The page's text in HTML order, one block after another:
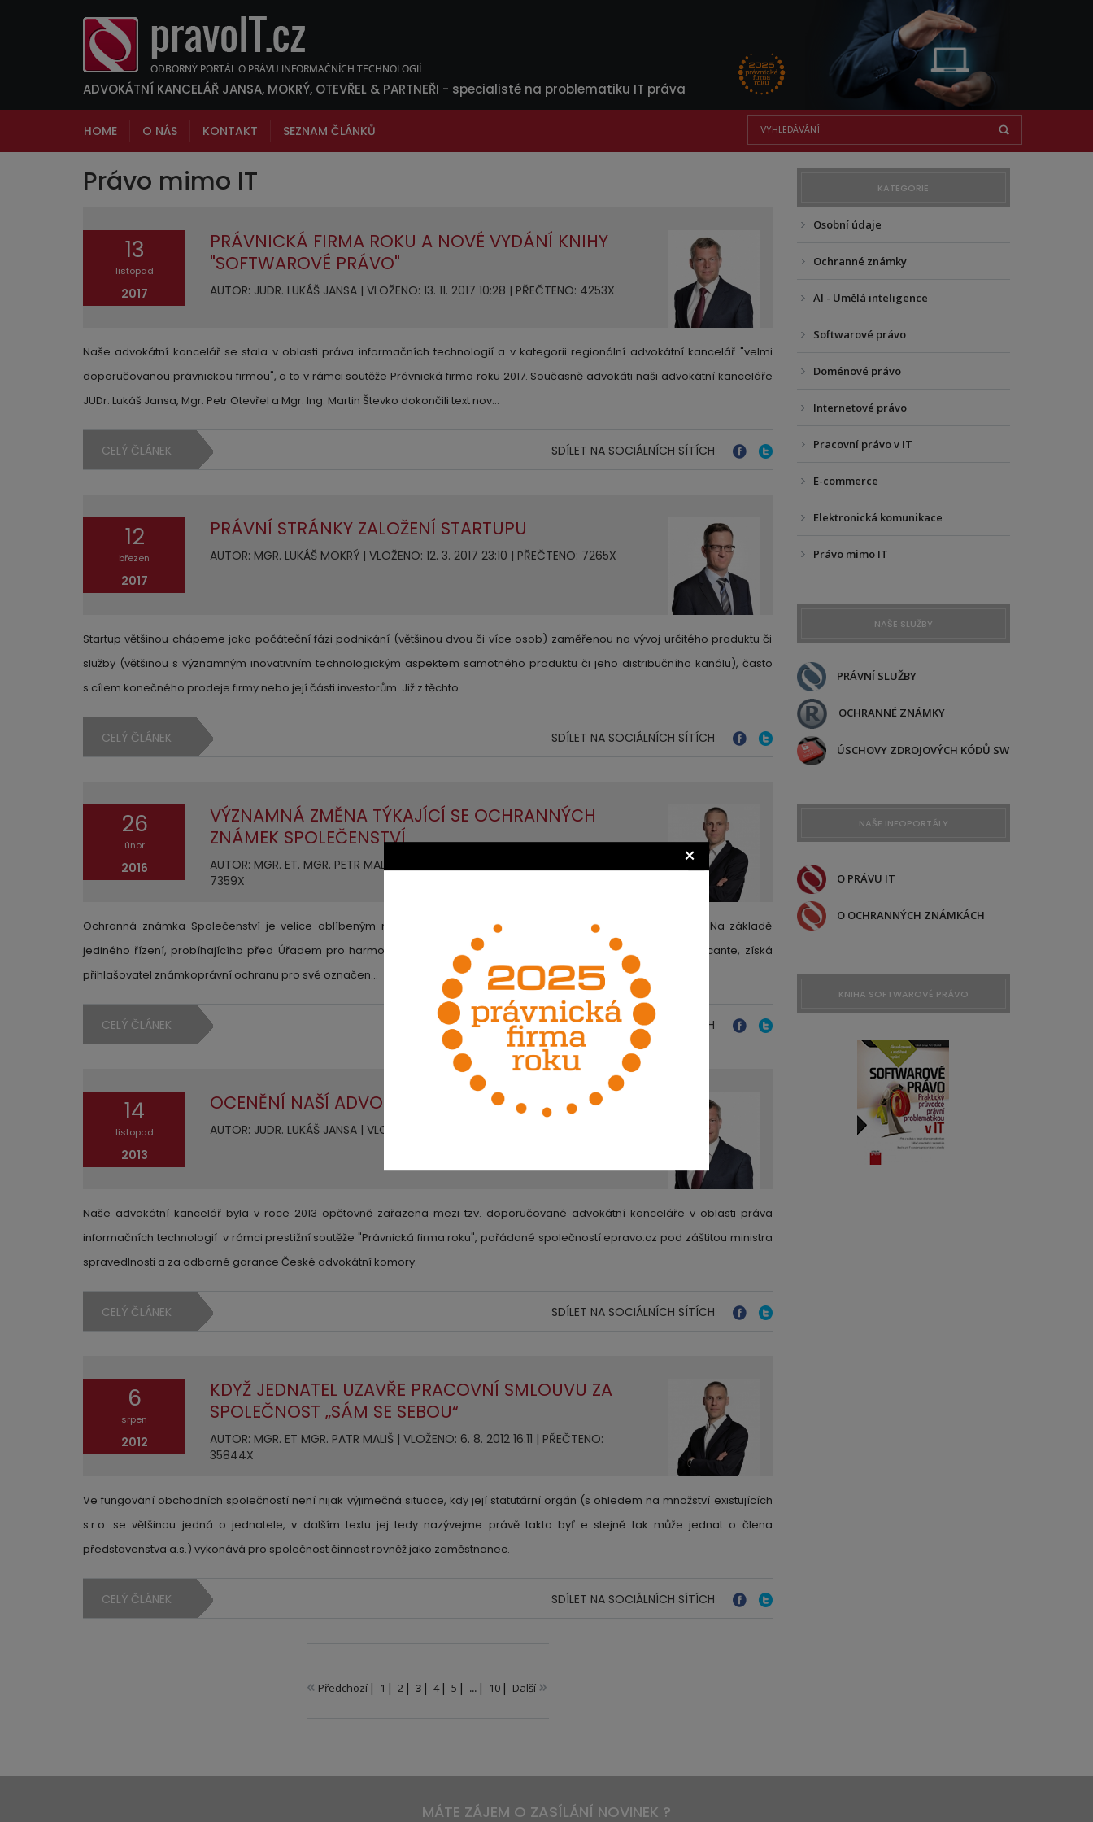
×
ADVOKÁTNÍ KANCELÁŘ JANSA, MOKRÝ, OTEVŘEL & PARTNEŘI - specialisté na problematiku IT práva
HOME O NÁS KONTAKT SEZNAM ČLÁNKŮ
Právo mimo IT
13
listopad
2017
PRÁVNICKÁ FIRMA ROKU A NOVÉ VYDÁNÍ KNIHY
"SOFTWAROVÉ PRÁVO"
AUTOR: JUDR. LUKÁŠ JANSA | VLOŽENO: 13. 11. 2017 10:28 | PŘEČTENO: 4253X
Naše advokátní kancelář se stala v oblasti práva informačních technologií a v kategorii regionální advokátní kancelář "velmi
doporučovanou právnickou firmou", a to v rámci soutěže Právnická firma roku 2017. Současně advokáti naši advokátní kanceláře
JUDr. Lukáš Jansa, Mgr. Petr Otevřel a Mgr. Ing. Martin Števko dokončili text nov…
CELÝ ČLÁNEK SDÍLET NA SOCIÁLNÍCH SÍTÍCH
12
březen
2017
PRÁVNÍ STRÁNKY ZALOŽENÍ STARTUPU
AUTOR: MGR. LUKÁŠ MOKRÝ | VLOŽENO: 12. 3. 2017 23:10 | PŘEČTENO: 7265X
Startup většinou chápeme jako počáteční fázi podnikání (většinou dvou či více osob) zaměřenou na vývoj určitého produktu či
služby (většinou s významným inovativním technologickým aspektem samotného produktu či jeho distribučního kanálu), často
s cílem konečného prodeje firmy nebo její části investorům. Již z těchto…
CELÝ ČLÁNEK SDÍLET NA SOCIÁLNÍCH SÍTÍCH
26
únor
2016
VÝZNAMNÁ ZMĚNA TÝKAJÍCÍ SE OCHRANNÝCH
ZNÁMEK SPOLEČENSTVÍ
AUTOR: MGR. ET. MGR. PETR MALIŠ | VLOŽENO: 26. 2. 2016 14:34 | PŘEČTENO:
7359X
Ochranná známka Společenství je velice oblíbeným nástrojem ochrany označení v rámci celé Evropské Unie. Na základě
jediného řízení, probíhajícího před Úřadem pro harmonizaci na vnitřním trhu (OHIM) se sídlem ve španělském Alicante, získá
přihlašovatel známkoprávní ochranu pro své označen…
CELÝ ČLÁNEK SDÍLET NA SOCIÁLNÍCH SÍTÍCH
14
listopad
2013
OCENĚNÍ NAŠÍ ADVOKÁTNÍ KANCELÁŘE ZA ROK 2013
AUTOR: JUDR. LUKÁŠ JANSA | VLOŽENO: 14. 11. 2013 12:17 | PŘEČTENO: 5740X
Naše advokátní kancelář byla v roce 2013 opětovně zařazena mezi tzv. doporučované advokátní kanceláře v oblasti práva
informačních technologií v rámci prestižní soutěže "Právnická firma roku", pořádané společností epravo.cz pod záštitou ministra
spravedlnosti a za odborné garance České advokátní komory.
CELÝ ČLÁNEK SDÍLET NA SOCIÁLNÍCH SÍTÍCH
6
srpen
2012
KDYŽ JEDNATEL UZAVŘE PRACOVNÍ SMLOUVU ZA
SPOLEČNOST „SÁM SE SEBOU“
AUTOR: MGR. ET MGR. PATR MALIŠ | VLOŽENO: 6. 8. 2012 16:11 | PŘEČTENO:
35844X
Ve fungování obchodních společností není nijak výjimečná situace, kdy její statutární orgán (s ohledem na množství existujících
s.r.o. se většinou jedná o jednatele, v dalším textu jej tedy nazývejme právě takto byť e stejně tak může jednat o člena
představenstva a.s.) vykonává pro společnost činnost rovněž jako zaměstnanec.
CELÝ ČLÁNEK SDÍLET NA SOCIÁLNÍCH SÍTÍCH
« Předchozí 1 2 3 4 5 ... 10 Další »
KATEGORIE
Osobní údaje
Ochranné známky
AI - Umělá inteligence
Softwarové právo
Doménové právo
Internetové právo
Pracovní právo v IT
E-commerce
Elektronická komunikace
Právo mimo IT
NAŠE SLUŽBY
PRÁVNÍ SLUŽBY
OCHRANNÉ ZNÁMKY
ÚSCHOVY ZDROJOVÝCH KÓDŮ SW
NAŠE INFOPORTÁLY
O PRÁVU IT
O OCHRANNÝCH ZNÁMKÁCH
KNIHA SOFTWAROVÉ PRÁVO
MÁTE ZÁJEM O ZASÍLÁNÍ NOVINEK ?